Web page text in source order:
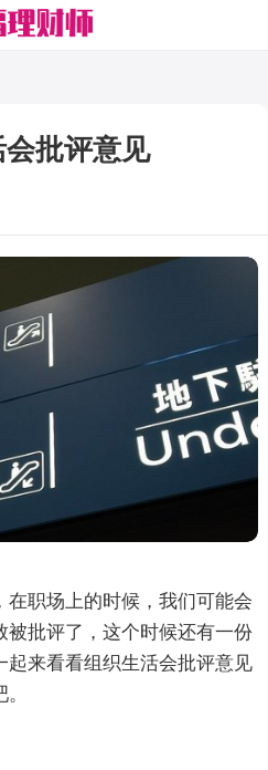
批评意见
在职场上的时候，我们可能会
被批评了，这个时候还有一份
起来看看组织生活会批评意见